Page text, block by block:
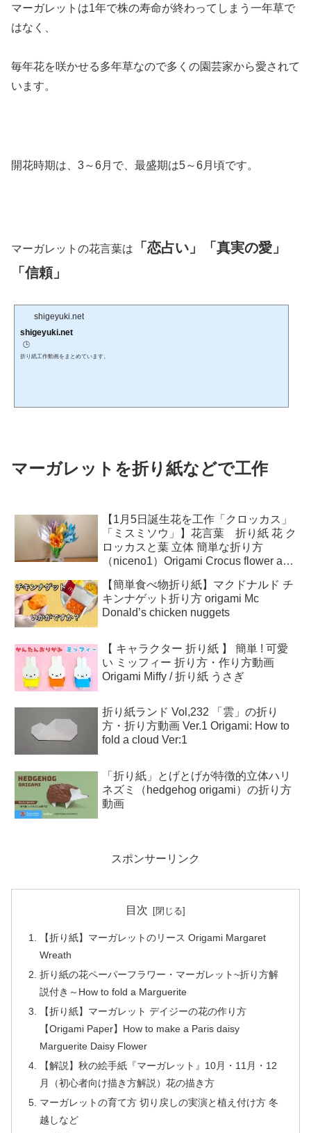
マーガレットは1年で株の寿命が終わってしまう一年草で
はなく、
毎年花を咲かせる多年草なので多くの園芸家から愛されて
います。
開花時期は、3～6月で、最盛期は5～6月頃です。
マーガレットの花言葉は
「恋占い」「真実の愛」
「信頼」
shigeyuki.net
shigeyuki.net
🕒️
折り紙工作動画をまとめています。
マーガレットを折り紙などで工作
【1月5日誕生花を工作「クロッカス」
「ミスミソウ」】花言葉 折り紙 花 ク
ロッカスと葉 立体 簡単な折り方
（niceno1）Origami Crocus flower and
【簡単食べ物折り紙】マクドナルド チ
キンナゲット折り方 origami Mc
Donald’s chicken nuggets
【 キャラクター 折り紙 】 簡単 ! 可愛
い ミッフィー 折り方・作り方動画
Origami Miffy / 折り紙 うさぎ
折り紙ランド Vol,232 「雲」の折り
方・折り方動画 Ver.1 Origami: How to
fold a cloud Ver:1
「折り紙」とげとげが特徴的立体ハリ
ネズミ（hedgehog origami）の折り方
動画
スポンサーリンク
目次
【折り紙】マーガレットのリース Origami Margaret
Wreath
折り紙の花ペーパーフラワー・マーガレット~折り方解
説付き～How to fold a Marguerite
【折り紙】マーガレット デイジーの花の作り方
【Origami Paper】How to make a Paris daisy
Marguerite Daisy Flower
【解説】秋の絵手紙『マーガレット』10月・11月・12
月（初心者向け描き方解説）花の描き方
マーガレットの育て方 切り戻しの実演と植え付け方 冬
越しなど